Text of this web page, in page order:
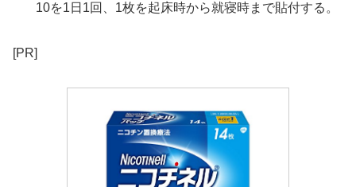
10を1日1回、1枚を起床時から就寝時まで貼付する。
[PR]